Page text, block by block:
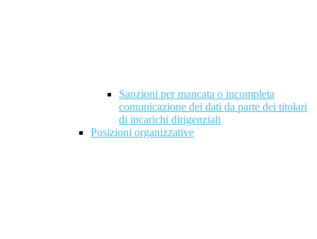
Sanzioni per mancata o incompleta
comunicazione dei dati da parte dei titolari
di incarichi dirigenziali
Posizioni organizzative